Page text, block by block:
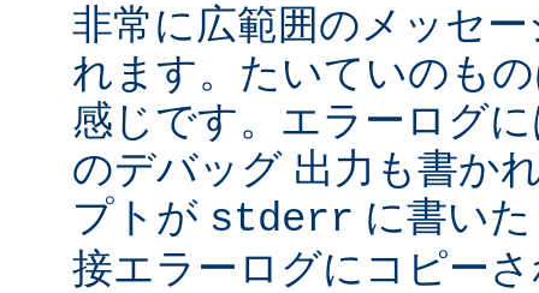
非常に広範囲のメッセ
れます。たいていのも
感じです。エラーログ
のデバッグ 出力も書か
プトが stderr に書い
接エラーログにコピー